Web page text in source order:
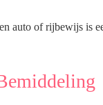
auto of rijbewijs is